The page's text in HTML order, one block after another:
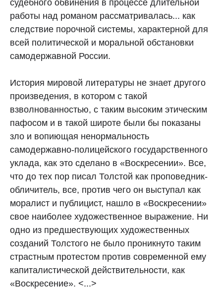
судебного обвинения в процессе длительной
работы над романом рассматривалась... как
следствие порочной системы, характерной для
всей политической и моральной обстановки
самодержавной России.
История мировой литературы не знает другого
произведения, в котором с такой
взволнованностью, с таким высоким этическим
пафосом и в такой широте были бы показаны
зло и вопиющая ненормальность
самодержавно-полицейского государственного
уклада, как это сделано в «Воскресении». Все,
что до тех пор писал Толстой как проповедник-
обличитель, все, против чего он выступал как
моралист и публицист, нашло в «Воскресении»
свое наиболее художественное выражение. Ни
одно из предшествующих художественных
созданий Толстого не было проникнуто таким
страстным протестом против современной ему
капиталистической действительности, как
«Воскресение». <...>